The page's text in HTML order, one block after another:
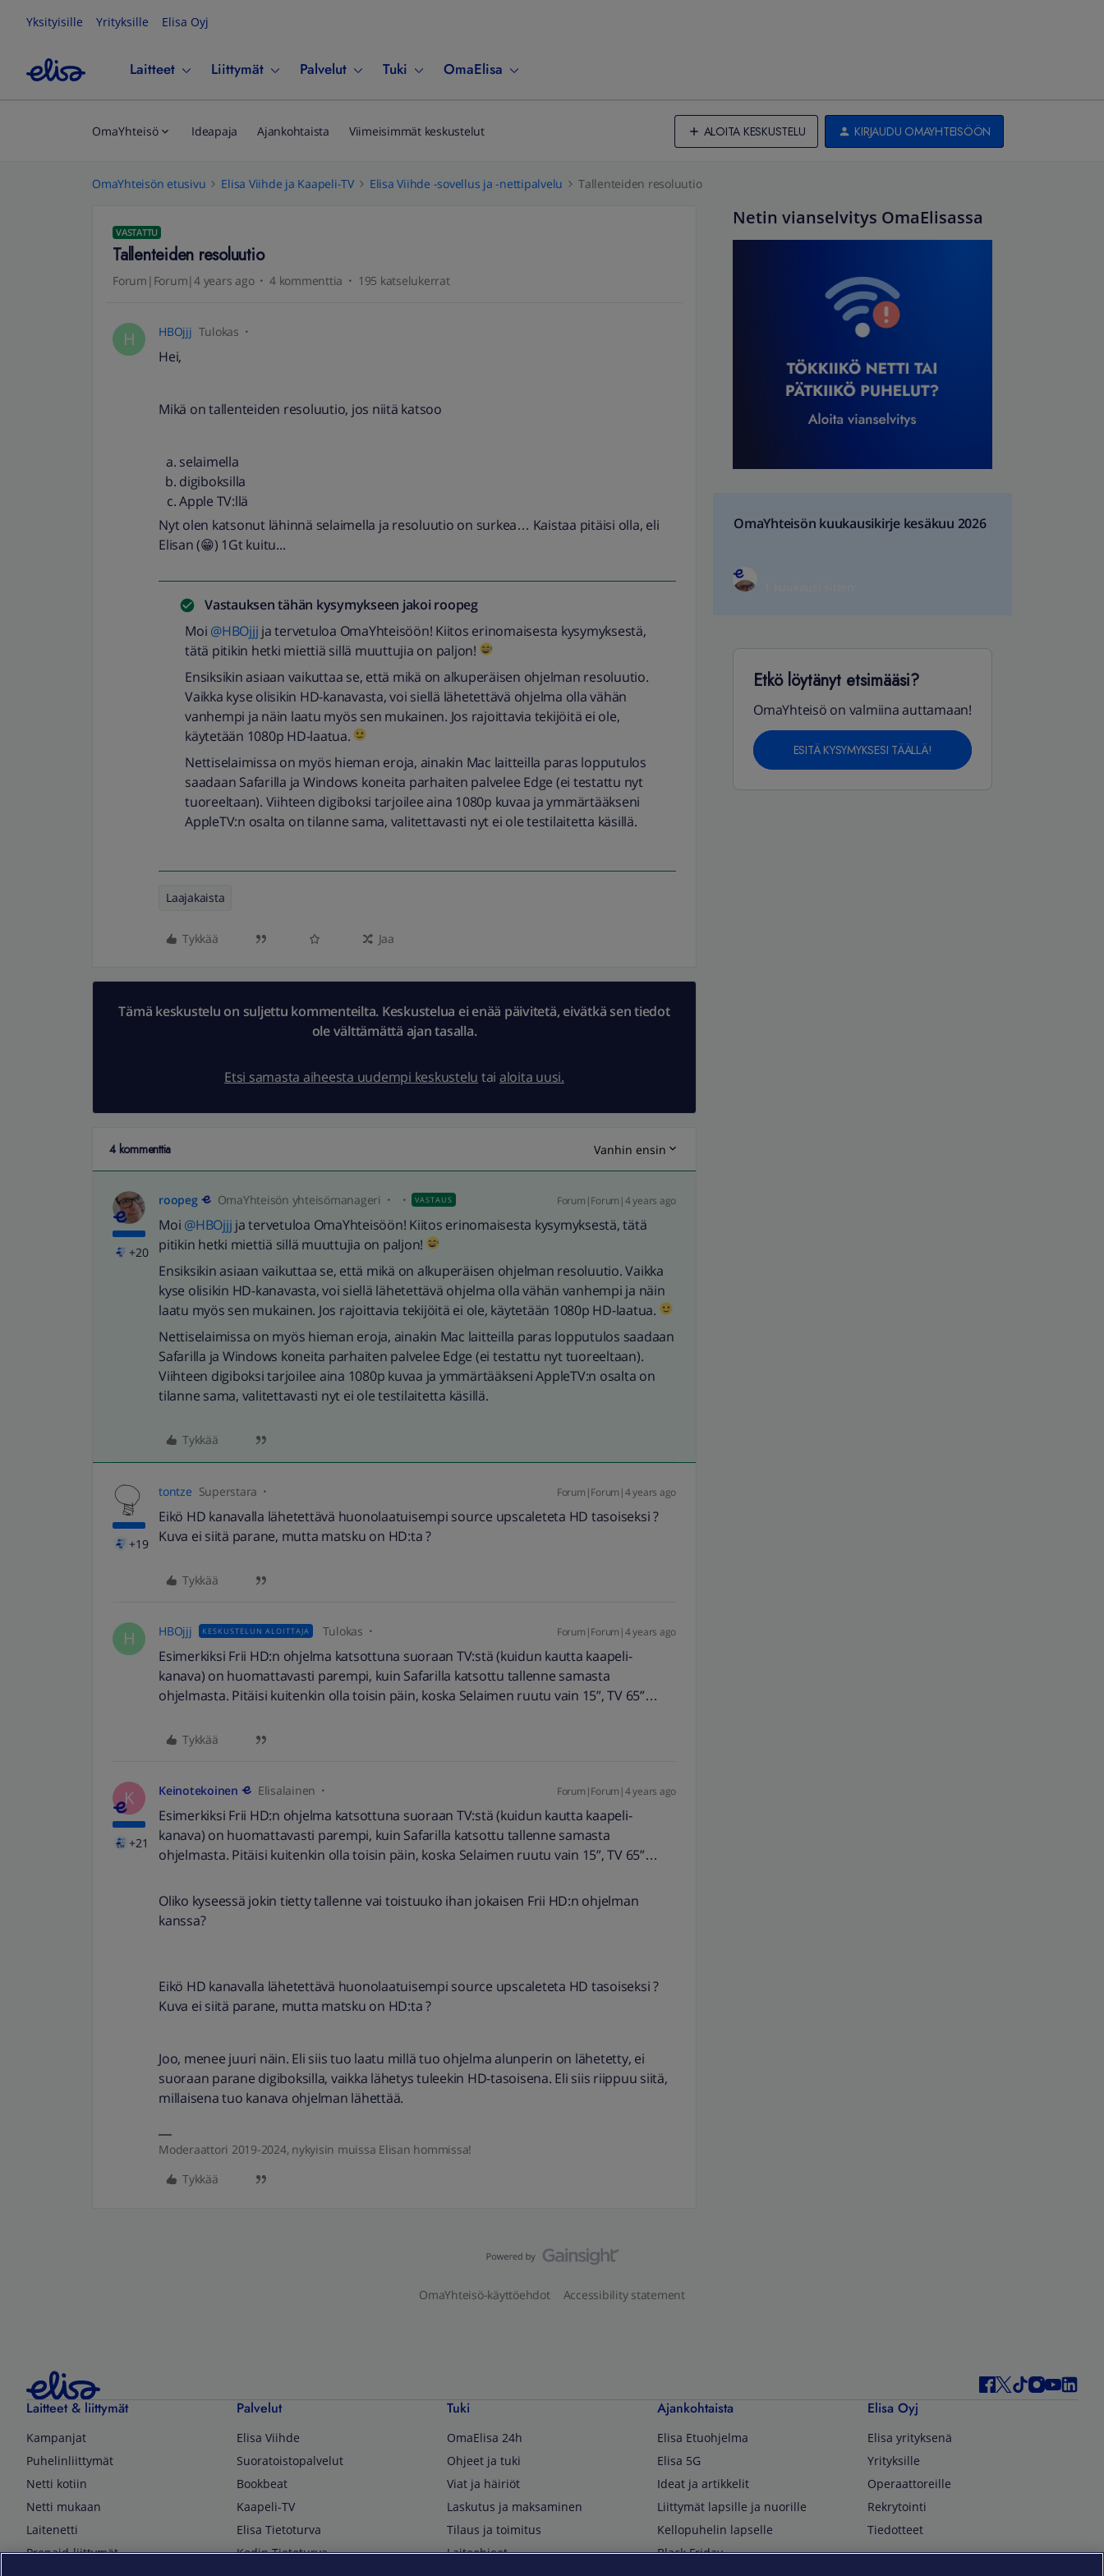
Yksityisille Yrityksille Elisa Oyj
Laitteet Liittymät Palvelut Tuki OmaElisa
OmaYhteisö Ideapaja Ajankohtaista Viimeisimmät keskustelut ALOITA KESKUSTELU KIRJAUDU OMAYHTEISÖÖN
OmaYhteisön etusivu Elisa Viihde ja Kaapeli-TV Elisa Viihde -sovellus ja -nettipalvelu Tallenteiden resoluutio
VASTATTU
Tallenteiden resoluutio
Forum|Forum|4 years ago 4 kommenttia 195 katselukerrat
H HBOjjj Tulokas
Hei,
Mikä on tallenteiden resoluutio, jos niitä katsoo
selaimella
digiboksilla
Apple TV:llä
Nyt olen katsonut lähinnä selaimella ja resoluutio on surkea… Kaistaa pitäisi olla, eli
Elisan (😁) 1Gt kuitu...
Vastauksen tähän kysymykseen jakoi roopeg
Moi @HBOjjj ja tervetuloa OmaYhteisöön! Kiitos erinomaisesta kysymyksestä,
tätä pitikin hetki miettiä sillä muuttujia on paljon!
Ensiksikin asiaan vaikuttaa se, että mikä on alkuperäisen ohjelman resoluutio.
Vaikka kyse olisikin HD-kanavasta, voi siellä lähetettävä ohjelma olla vähän
vanhempi ja näin laatu myös sen mukainen. Jos rajoittavia tekijöitä ei ole,
käytetään 1080p HD-laatua.
Nettiselaimissa on myös hieman eroja, ainakin Mac laitteilla paras lopputulos
saadaan Safarilla ja Windows koneita parhaiten palvelee Edge (ei testattu nyt
tuoreeltaan). Viihteen digiboksi tarjoilee aina 1080p kuvaa ja ymmärtääkseni
AppleTV:n osalta on tilanne sama, valitettavasti nyt ei ole testilaitetta käsillä.
Laajakaista
Tykkää Jaa
Tämä keskustelu on suljettu kommenteilta. Keskustelua ei enää päivitetä, eivätkä sen tiedot
ole välttämättä ajan tasalla.
Etsi samasta aiheesta uudempi keskustelu tai aloita uusi.
4 kommenttia Vanhin ensin
+20
roopeg OmaYhteisön yhteisömanageri VASTAUS Forum|Forum|4 years ago
Moi @HBOjjj ja tervetuloa OmaYhteisöön! Kiitos erinomaisesta kysymyksestä, tätä
pitikin hetki miettiä sillä muuttujia on paljon!
Ensiksikin asiaan vaikuttaa se, että mikä on alkuperäisen ohjelman resoluutio. Vaikka
kyse olisikin HD-kanavasta, voi siellä lähetettävä ohjelma olla vähän vanhempi ja näin
laatu myös sen mukainen. Jos rajoittavia tekijöitä ei ole, käytetään 1080p HD-laatua.
Nettiselaimissa on myös hieman eroja, ainakin Mac laitteilla paras lopputulos saadaan
Safarilla ja Windows koneita parhaiten palvelee Edge (ei testattu nyt tuoreeltaan).
Viihteen digiboksi tarjoilee aina 1080p kuvaa ja ymmärtääkseni AppleTV:n osalta on
tilanne sama, valitettavasti nyt ei ole testilaitetta käsillä.
Tykkää
+19
tontze Superstara Forum|Forum|4 years ago
Eikö HD kanavalla lähetettävä huonolaatuisempi source upscaleteta HD tasoiseksi ?
Kuva ei siitä parane, mutta matsku on HD:ta ?
Tykkää
H HBOjjj KESKUSTELUN ALOITTAJA Tulokas Forum|Forum|4 years ago
Esimerkiksi Frii HD:n ohjelma katsottuna suoraan TV:stä (kuidun kautta kaapeli-
kanava) on huomattavasti parempi, kuin Safarilla katsottu tallenne samasta
ohjelmasta. Pitäisi kuitenkin olla toisin päin, koska Selaimen ruutu vain 15”, TV 65”…
Tykkää
K
+21
Keinotekoinen Elisalainen Forum|Forum|4 years ago
Esimerkiksi Frii HD:n ohjelma katsottuna suoraan TV:stä (kuidun kautta kaapeli-
kanava) on huomattavasti parempi, kuin Safarilla katsottu tallenne samasta
ohjelmasta. Pitäisi kuitenkin olla toisin päin, koska Selaimen ruutu vain 15”, TV 65”…
Oliko kyseessä jokin tietty tallenne vai toistuuko ihan jokaisen Frii HD:n ohjelman
kanssa?
Eikö HD kanavalla lähetettävä huonolaatuisempi source upscaleteta HD tasoiseksi ?
Kuva ei siitä parane, mutta matsku on HD:ta ?
Joo, menee juuri näin. Eli siis tuo laatu millä tuo ohjelma alunperin on lähetetty, ei
suoraan parane digiboksilla, vaikka lähetys tuleekin HD-tasoisena. Eli siis riippuu siitä,
millaisena tuo kanava ohjelman lähettää.
Moderaattori 2019-2024, nykyisin muissa Elisan hommissa!
Tykkää
Netin vianselvitys OmaElisassa
OmaYhteisön kuukausikirje kesäkuu 2026
Etkö löytänyt etsimääsi?
OmaYhteisö on valmiina auttamaan!
ESITÄ KYSYMYKSESI TÄÄLLÄ!
OmaYhteisö-käyttöehdot Accessibility statement
Laitteet & liittymät
Kampanjat
Puhelinliittymät
Netti kotiin
Netti mukaan
Laitenetti
Prepaid-liittymät
Palvelut
Elisa Viihde
Suoratoistopalvelut
Bookbeat
Kaapeli-TV
Elisa Tietoturva
Kodin Tietoturva
Tuki
OmaElisa 24h
Ohjeet ja tuki
Viat ja häiriöt
Laskutus ja maksaminen
Tilaus ja toimitus
Laiteohjeet
Ajankohtaista
Elisa Etuohjelma
Elisa 5G
Ideat ja artikkelit
Liittymät lapsille ja nuorille
Kellopuhelin lapselle
Black Friday
Elisa Oyj
Elisa yrityksenä
Yrityksille
Operaattoreille
Rekrytointi
Tiedotteet